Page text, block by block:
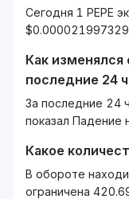
Сегодня 1 PEPE
Как
последние 24
За последние 24
показал Падение
Какое
В обороте
ограничена